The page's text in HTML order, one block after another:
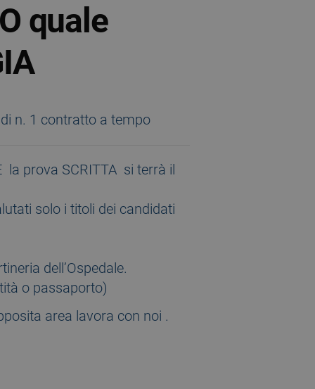
quale
la prova SCRITTA si terrà il
solo i titoli dei candidati
dell’Ospedale.
o passaporto)
area lavora con noi .